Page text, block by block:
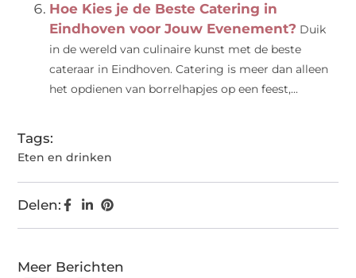
Hoe Kies je de Beste Catering in
Eindhoven voor Jouw Evenement? Duik
in de wereld van culinaire kunst met de beste
cateraar in Eindhoven. Catering is meer dan alleen
het opdienen van borrelhapjes op een feest,...
Tags:
Eten en drinken
Delen:
Meer Berichten